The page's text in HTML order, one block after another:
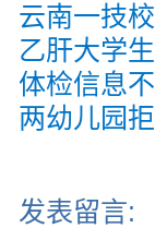
云南一技
乙肝大学
体检信息
两幼儿园
发表留言: